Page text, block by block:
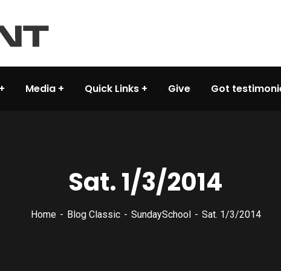
Media Quick Links Give Got
Sat. 1/3/2014
Home Blog Classic SundaySchool Sat. 1/3/2014